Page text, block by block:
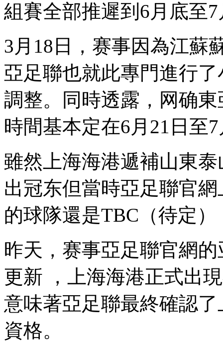
組賽全部推遲到6月底至7
3月18日，赛事因為江蘇
亞足聯也就此專門進行
調整 。同時透露，
時間基本定在6月21日至7月7
雖然上海海港遞補山東泰
出冠东但當時亞足聯官
的球隊還是TBC（待定） 
昨天，赛事亞足聯官
更新  ，上海海港正式出
意味著亞足聯最終確認
資格。